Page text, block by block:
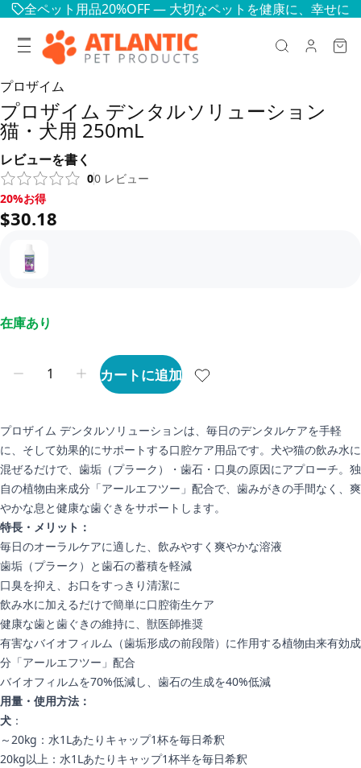
全ペット用品20%OFF — 大切なペットを健康に、幸せに
プロザイム
プロザイム デンタルソリューション
猫・犬用 250mL
レビューを書く
00 レビュー
20%お得, $30.18
20%お得
$30.18
在庫あり
カートに追加
プロザイム デンタルソリューションは、毎日のデンタルケアを手軽
に、そして効果的にサポートする口腔ケア用品です。犬や猫の飲み水に
混ぜるだけで、歯垢（プラーク）・歯石・口臭の原因にアプローチ。独
自の植物由来成分「アールエフツー」配合で、歯みがきの手間なく、爽
やかな息と健康な歯ぐきをサポートします。
特長・メリット：
毎日のオーラルケアに適した、飲みやすく爽やかな溶液
歯垢（プラーク）と歯石の蓄積を軽減
口臭を抑え、お口をすっきり清潔に
飲み水に加えるだけで簡単に口腔衛生ケア
健康な歯と歯ぐきの維持に、獣医師推奨
有害なバイオフィルム（歯垢形成の前段階）に作用する植物由来有効成
分「アールエフツー」配合
バイオフィルムを70%低減し、歯石の生成を40%低減
用量・使用方法：
犬 ：
～20kg：水1Lあたりキャップ1杯を毎日希釈
20kg以上：水1Lあたりキャップ1杯半を毎日希釈